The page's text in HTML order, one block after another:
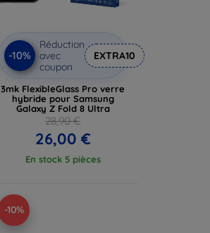
-10%
Réduction
avec
coupon
EXTRA10
3mk FlexibleGlass Pro verre
hybride pour Samsung
Galaxy Z Fold 8 Ultra
28,90 €
26,00 €
En stock 5 pièces
-10%